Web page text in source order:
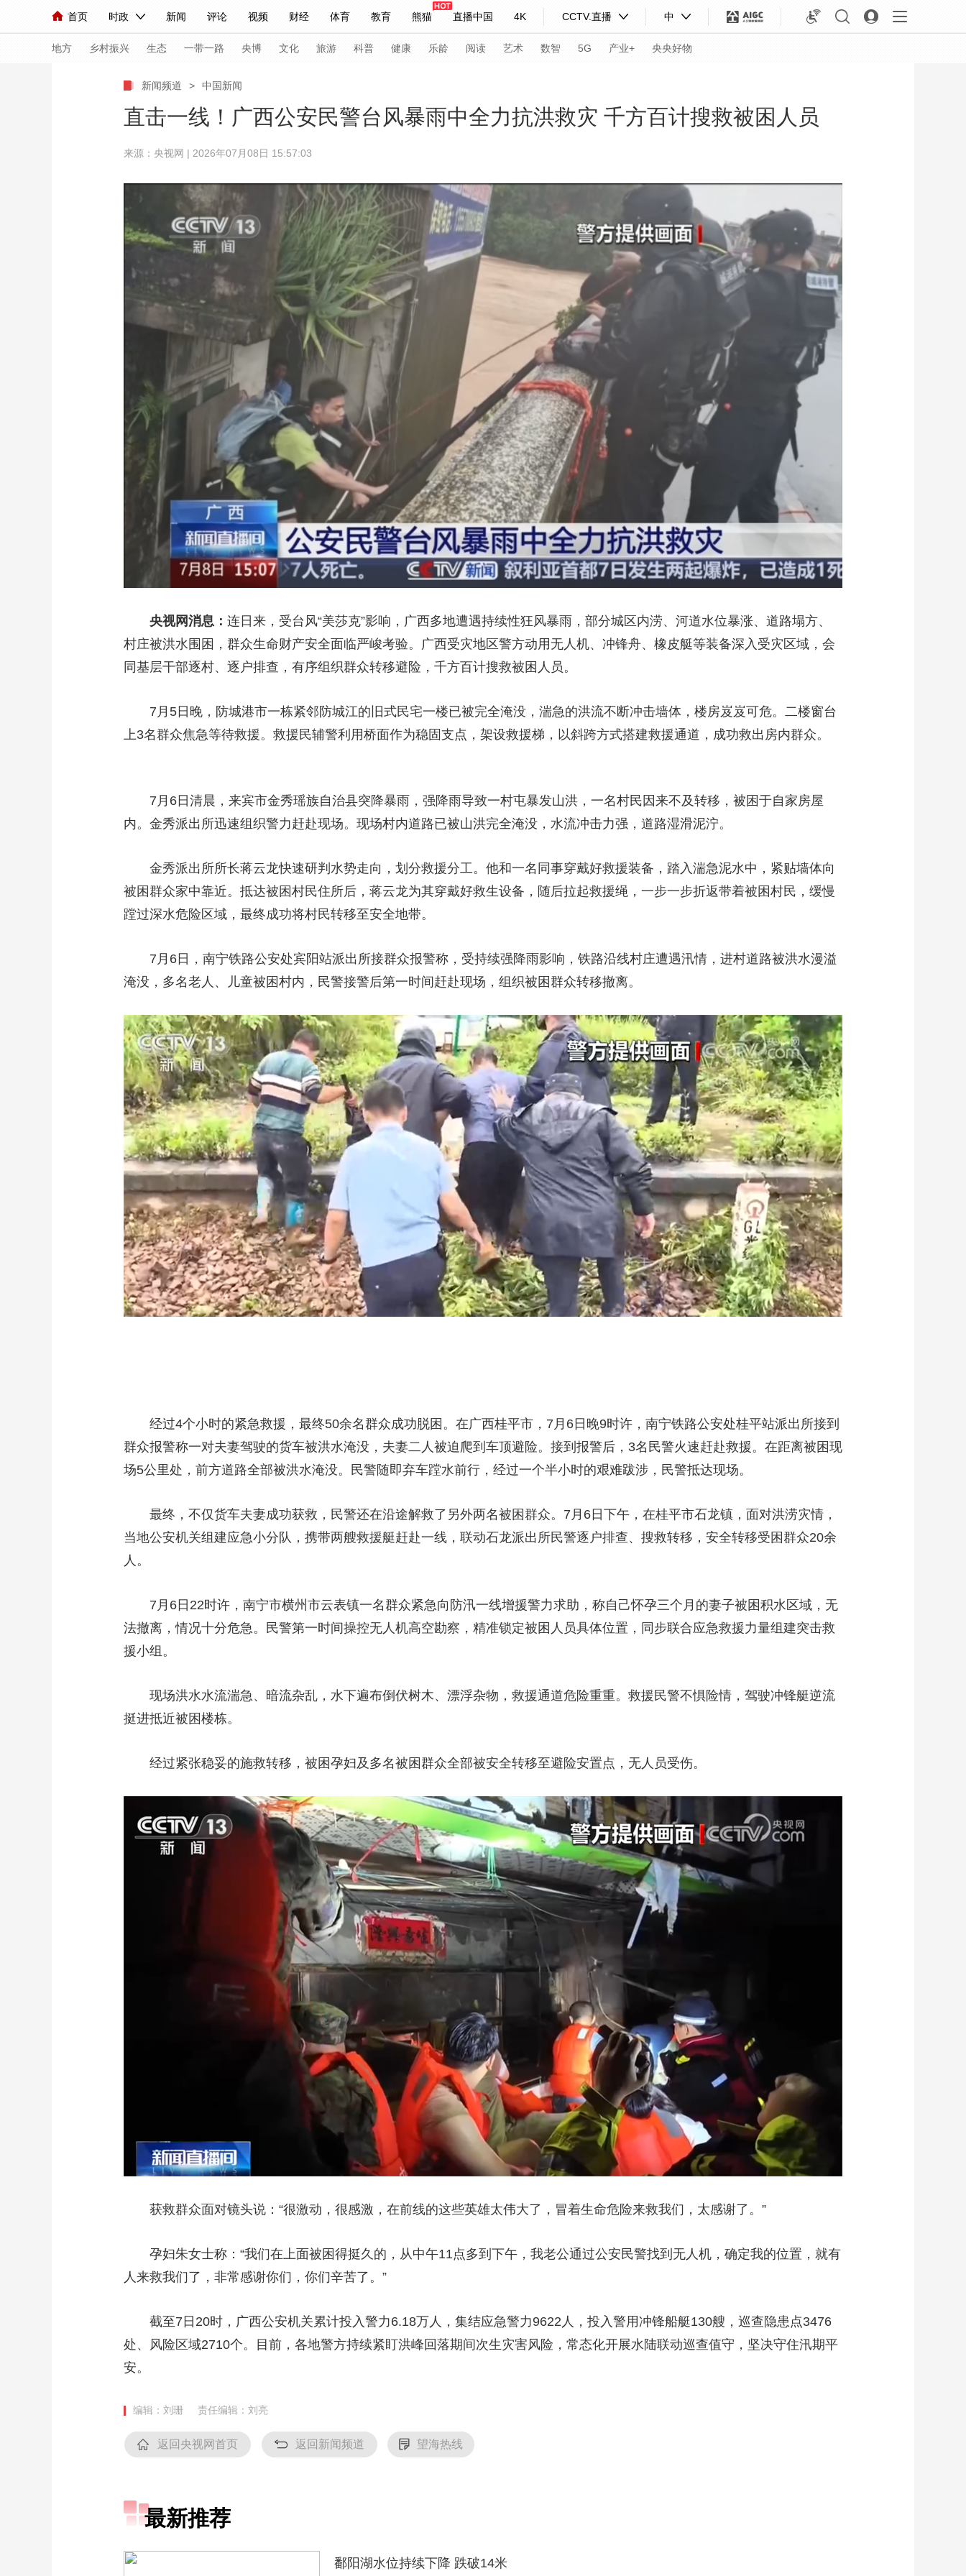
首页 时政 新闻 评论 视频 财经 体育 教育 熊猫 直播中国 4K CCTV.直播 中
人民领袖习近平 联播+ 中国领导人 央视快评 习式妙语 热解读 天天学习
直播 栏目大全 节目单 听音 微视频 主持人 下载央视影音
海外频道 iPanda English Монгол
地方 乡村振兴 生态 一带一路 央博 文化 旅游 科普 健康 乐龄 阅读 艺术 数智 5G 产业+ 央央好物
联播+ 热解读 天天学习 习式妙语 央视快评 央视网评 光华锐评 锋面
小央视频 小央直播 直播中国 熊猫频道 VR/AR 4K专区 全景新闻
比划 快看 新兵请入列 人生第一次 人生第二次
竞猜 2026年世界杯 2026年冬奥会 CBA NBA 国足 网球 亚冬会
CCTV奥林匹克频道 生活体育大会 体育江湖 文化体育 冰雪道路
生态环境 一带一路 央博 非遗 旅游 科普 健康 乐龄 产业+
大国保险 云顶对话 云起 超级工厂 智敬中国 全民健康 颜选攻略 才艺 央央好物
CCTV.节目官网 节目单 栏目 片库 热播榜 总台企业白名单
新闻频道 > 中国新闻
直击一线！广西公安民警台风暴雨中全力抗洪救灾 千方百计搜救被困人员
来源：央视网 | 2026年07月08日 15:57:03
央视网消息： 连日来，受台风“美莎克”影响，广西多地遭遇持续性狂风暴雨，部分城区内涝、河道水位暴涨、道路塌方、
村庄被洪水围困，群众生命财产安全面临严峻考验。广西受灾地区警方动用无人机、冲锋舟、橡皮艇等装备深入受灾区域，会
同基层干部逐村、逐户排查，有序组织群众转移避险，千方百计搜救被困人员。
7月5日晚，防城港市一栋紧邻防城江的旧式民宅一楼已被完全淹没，湍急的洪流不断冲击墙体，楼房岌岌可危。二楼窗台
上3名群众焦急等待救援。救援民辅警利用桥面作为稳固支点，架设救援梯，以斜跨方式搭建救援通道，成功救出房内群众。
7月6日清晨，来宾市金秀瑶族自治县突降暴雨，强降雨导致一村屯暴发山洪，一名村民因来不及转移，被困于自家房屋
内。金秀派出所迅速组织警力赶赴现场。现场村内道路已被山洪完全淹没，水流冲击力强，道路湿滑泥泞。
金秀派出所所长蒋云龙快速研判水势走向，划分救援分工。他和一名同事穿戴好救援装备，踏入湍急泥水中，紧贴墙体向
被困群众家中靠近。抵达被困村民住所后，蒋云龙为其穿戴好救生设备，随后拉起救援绳，一步一步折返带着被困村民，缓慢
蹚过深水危险区域，最终成功将村民转移至安全地带。
7月6日，南宁铁路公安处宾阳站派出所接群众报警称，受持续强降雨影响，铁路沿线村庄遭遇汛情，进村道路被洪水漫溢
淹没，多名老人、儿童被困村内，民警接警后第一时间赶赴现场，组织被困群众转移撤离。
经过4个小时的紧急救援，最终50余名群众成功脱困。在广西桂平市，7月6日晚9时许，南宁铁路公安处桂平站派出所接到
群众报警称一对夫妻驾驶的货车被洪水淹没，夫妻二人被迫爬到车顶避险。接到报警后，3名民警火速赶赴救援。在距离被困现
场5公里处，前方道路全部被洪水淹没。民警随即弃车蹚水前行，经过一个半小时的艰难跋涉，民警抵达现场。
最终，不仅货车夫妻成功获救，民警还在沿途解救了另外两名被困群众。7月6日下午，在桂平市石龙镇，面对洪涝灾情，
当地公安机关组建应急小分队，携带两艘救援艇赶赴一线，联动石龙派出所民警逐户排查、搜救转移，安全转移受困群众20余
人。
7月6日22时许，南宁市横州市云表镇一名群众紧急向防汛一线增援警力求助，称自己怀孕三个月的妻子被困积水区域，无
法撤离，情况十分危急。民警第一时间操控无人机高空勘察，精准锁定被困人员具体位置，同步联合应急救援力量组建突击救
援小组。
现场洪水水流湍急、暗流杂乱，水下遍布倒伏树木、漂浮杂物，救援通道危险重重。救援民警不惧险情，驾驶冲锋艇逆流
挺进抵近被困楼栋。
经过紧张稳妥的施救转移，被困孕妇及多名被困群众全部被安全转移至避险安置点，无人员受伤。
获救群众面对镜头说：“很激动，很感激，在前线的这些英雄太伟大了，冒着生命危险来救我们，太感谢了。”
孕妇朱女士称：“我们在上面被困得挺久的，从中午11点多到下午，我老公通过公安民警找到无人机，确定我的位置，就有
人来救我们了，非常感谢你们，你们辛苦了。”
截至7日20时，广西公安机关累计投入警力6.18万人，集结应急警力9622人，投入警用冲锋船艇130艘，巡查隐患点3476
处、风险区域2710个。目前，各地警方持续紧盯洪峰回落期间次生灾害风险，常态化开展水陆联动巡查值守，坚决守住汛期平
安。
编辑：刘珊 责任编辑：刘亮
返回央视网首页 返回新闻频道 望海热线
最新推荐
鄱阳湖水位持续下降 跌破14米